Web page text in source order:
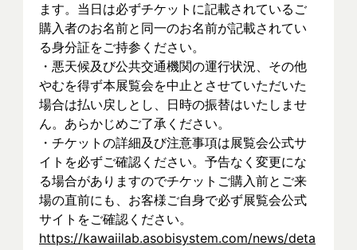
ます。当日は必ずチケットに記載されているご
購入者のお名前と同一のお名前が記載されてい
る身分証をご持参ください。
・悪天候及び公共交通機関の運行状況、その他
やむを得ず本展覧会を中止とさせていただいた
場合は払い戻しとし、日時の振替はいたしませ
ん。あらかじめご了承ください。
・チケットの詳細及び注意事項は展覧会公式サ
イトを必ずご確認ください。予告なく変更にな
る場合がありますのでチケットご購入前とご来
場の直前にも、お客様ご自身で必ず展覧会公式
サイトをご確認ください。
https://kawaiilab.asobisystem.com/news/deta